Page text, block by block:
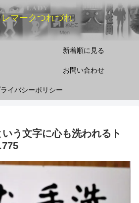
マークつれづれ
新着順に見る
お問い合わせ
イバシーポリシー
う文字に心も洗われるト